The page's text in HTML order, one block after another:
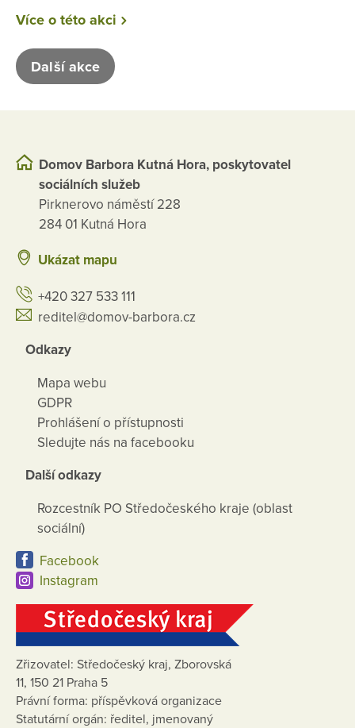
Více o této akci
Další akce
Domov Barbora Kutná Hora, poskytovatel
sociálních služeb
Pirknerovo náměstí 228
284 01 Kutná Hora
Ukázat mapu
+420 327 533 111
reditel@domov-barbora.cz
Odkazy
Mapa webu
GDPR
Prohlášení o přístupnosti
Sledujte nás na facebooku
Další odkazy
Rozcestník PO Středočeského kraje (oblast
sociální)
Facebook
Instagram
Zřizovatel: Středočeský kraj, Zborovská
11, 150 21 Praha 5
Právní forma: příspěvková organizace
Statutární orgán: ředitel, jmenovaný